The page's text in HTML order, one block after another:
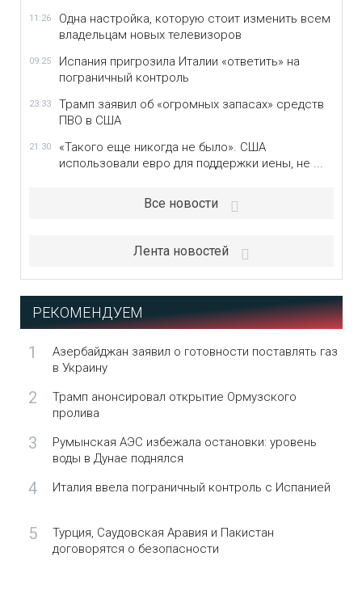
11:26
Одна настройка, которую стоит изменить всем
владельцам новых телевизоров
09:25
Испания пригрозила Италии «ответить» на
пограничный контроль
23:33
Трамп заявил об «огромных запасах» средств
ПВО в США
21:30
«Такого еще никогда не было». США
использовали евро для поддержки иены, не ...
Все новости
Лента новостей
РЕКОМЕНДУЕМ
1
Азербайджан заявил о готовности поставлять газ
в Украину
2
Трамп анонсировал открытие Ормузского
пролива
3
Румынская АЭС избежала остановки: уровень
воды в Дунае поднялся
4 Италия ввела пограничный контроль с Испанией
5
Турция, Саудовская Аравия и Пакистан
договорятся о безопасности